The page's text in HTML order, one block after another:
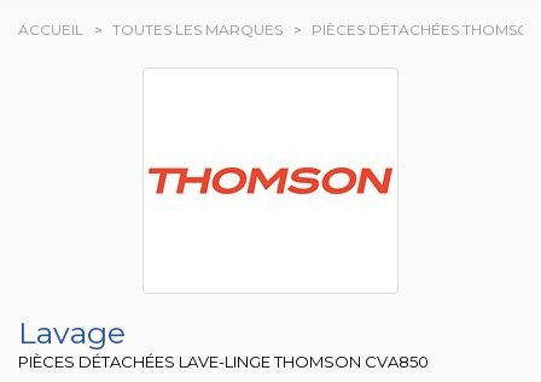
ACCUEIL TOUTES LES MARQUES PIÈCES DÉTACHÉES THOMSON
Lavage
PIÈCES DÉTACHÉES LAVE-LINGE THOMSON CVA850